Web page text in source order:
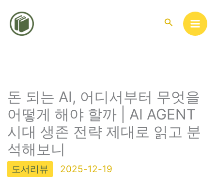
검
돈 되는 AI, 어디서부터 무엇을
어떻게 해야 할까 | AI AGENT
시대 생존 전략 제대로 읽고 분
석해보니
도서리뷰 2025-12-19